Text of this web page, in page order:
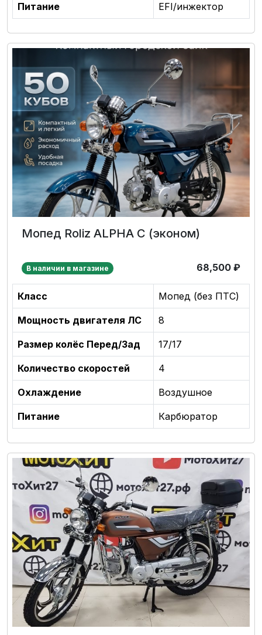
Питание EFI/инжектор
Мопед Roliz ALPHA C (эконом)
В наличии в магазине 68,500 ₽
Класс Мопед (без ПТС)
Мощность двигателя ЛС 8
Размер колёс Перед/Зад 17/17
Количество скоростей 4
Охлаждение Воздушное
Питание Карбюратор